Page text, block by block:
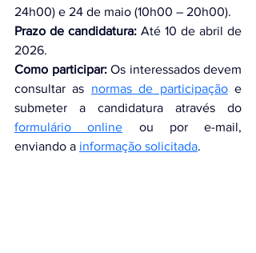
24h00) e 24 de maio (10h00 – 20h00).
Prazo de candidatura: Até 10 de abril de
2026.
Como participar: Os interessados devem
consultar as normas de participação e
formulário online ou por e-mail,
enviando a informação solicitada.